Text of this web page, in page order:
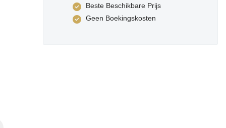
Beste Beschikbare Prijs
Geen Boekingskosten